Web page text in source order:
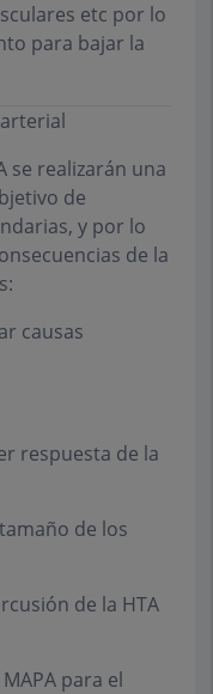
etc por lo
para bajar la
se realizarán una
de
y por lo
de la
causas
respuesta de la
de los
de la HTA
para el